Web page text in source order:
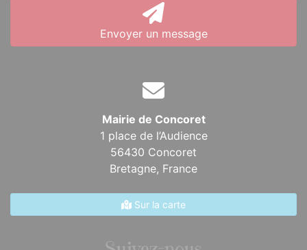
Envoyer un message
Mairie de Concoret
1 place de l’Audience
56430 Concoret
Bretagne, France
Sur la carte